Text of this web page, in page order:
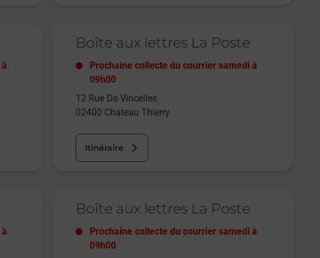
à
Boîte aux lettres La Poste
Prochaine collecte du courriersamedi à
09h00
12 Rue De Vincelles
02400 Chateau Thierry
Itinéraire
à
Boîte aux lettres La Poste
Prochaine collecte du courriersamedi à
09h00